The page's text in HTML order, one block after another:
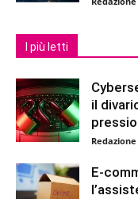
I più letti
il
E-